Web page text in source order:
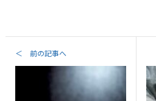
＜ 前の記事へ